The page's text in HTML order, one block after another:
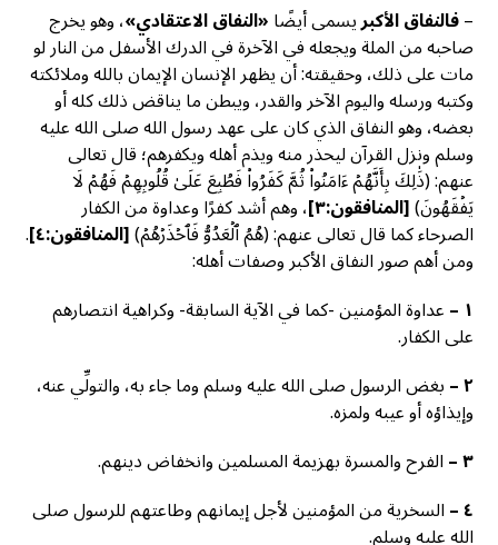
–فالنفاق الأكبريسمى أيضًا«النفاق الاعتقادي»، وهو يخرج
صاحبه من الملة ويجعله في الآخرة في الدرك الأسفل من النار لو
مات على ذلك، وحقيقته: أن يظهر الإنسان الإيمان بالله وملائكته
وكتبه ورسله واليوم الآخر والقدر، ويبطن ما يناقض ذلك كله أو
بعضه، وهو النفاق الذي كان على عهد رسول الله صلى الله عليه
وسلم ونزل القرآن ليحذر منه ويذم أهله ويكفرهم؛ قال تعالى
عنهم: (ذَٰلِكَ بِأَنَّهُمۡ ءَامَنُواْ ثُمَّ كَفَرُواْ فَطُبِعَ عَلَىٰ قُلُوبِهِمۡ فَهُمۡ لَا
يَفۡقَهُونَ)[المنافقون:٣] ، وهم أشد كفرًا وعداوة من الكفار
الصرحاء كما قال تعالى عنهم: (هُمُ ٱلۡعَدُوُّ فَٱحۡذَرۡهُمۡ)[المنافقون:٤] .
ومن أهم صور النفاق الأكبر وصفات أهله:
١ –عداوة المؤمنين -كما في الآية السابقة- وكراهية انتصارهم
على الكفار.
٢–بغض الرسول صلى الله عليه وسلم وما جاء به، والتولِّي عنه،
وإيذاؤه أو عيبه ولمزه.
٣–الفرح والمسرة بهزيمة المسلمين وانخفاض دينهم.
٤–السخرية من المؤمنين لأجل إيمانهم وطاعتهم للرسول صلى
الله عليه وسلم.